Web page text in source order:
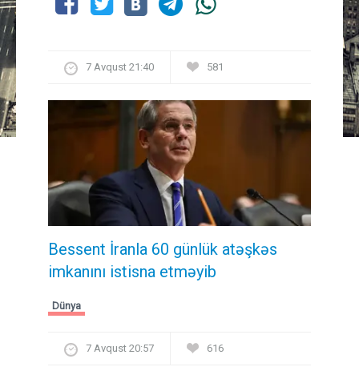
7 Avqust 21:40 581
Bessent İranla 60 günlük atəşkəs
imkanını istisna etməyib
Dünya
7 Avqust 20:57 616